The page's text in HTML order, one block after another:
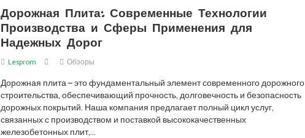
Дорожная Плита: Современные Технологии
Производства и Сферы Применения для
Надежных Дорог
Lesprom Обзоры
Дорожная плита – это фундаментальный элемент современного дорожного
строительства, обеспечивающий прочность, долговечность и безопасность
дорожных покрытий. Наша компания предлагает полный цикл услуг,
связанных с производством и поставкой высококачественных
железобетонных плит,…